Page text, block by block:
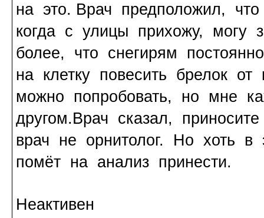
на это. Врач предположил,
когда с улицы прихожу, могу
более, что снегирям
на клетку повесить брелок
можно попробовать, но мне
другом.Врач сказал,
врач не орнитолог. Но хоть
помёт на анализ принести.
Неактивен